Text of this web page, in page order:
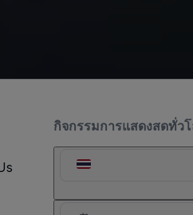
กิจกรรมการแสดงสดทั่ว